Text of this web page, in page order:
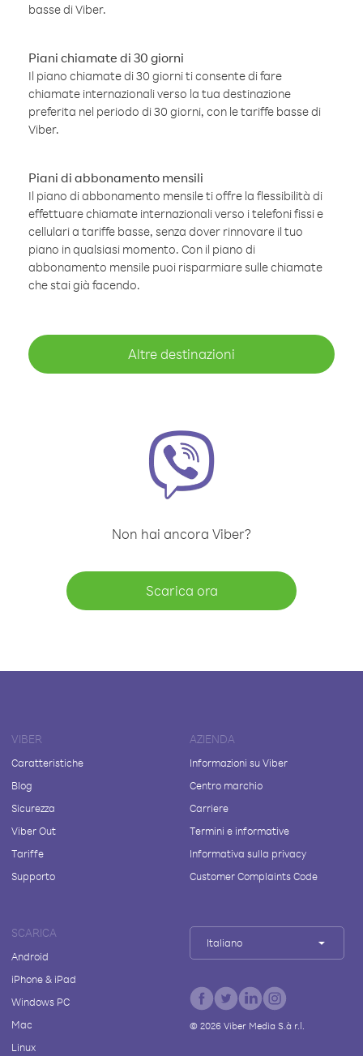
basse di Viber.
Piani chiamate di 30 giorni
Il piano chiamate di 30 giorni ti consente di fare
chiamate internazionali verso la tua destinazione
preferita nel periodo di 30 giorni, con le tariffe basse di
Viber.
Piani di abbonamento mensili
Il piano di abbonamento mensile ti offre la flessibilità di
effettuare chiamate internazionali verso i telefoni fissi e
cellulari a tariffe basse, senza dover rinnovare il tuo
piano in qualsiasi momento. Con il piano di
abbonamento mensile puoi risparmiare sulle chiamate
che stai già facendo.
Altre destinazioni
Non hai ancora Viber?
Scarica ora
VIBER
Caratteristiche
Blog
Sicurezza
Viber Out
Tariffe
Supporto
AZIENDA
Informazioni su Viber
Centro marchio
Carriere
Termini e informative
Informativa sulla privacy
Customer Complaints Code
SCARICA
Android
iPhone & iPad
Windows PC
Mac
Linux
Italiano
© 2026Viber Media S.à r.l.